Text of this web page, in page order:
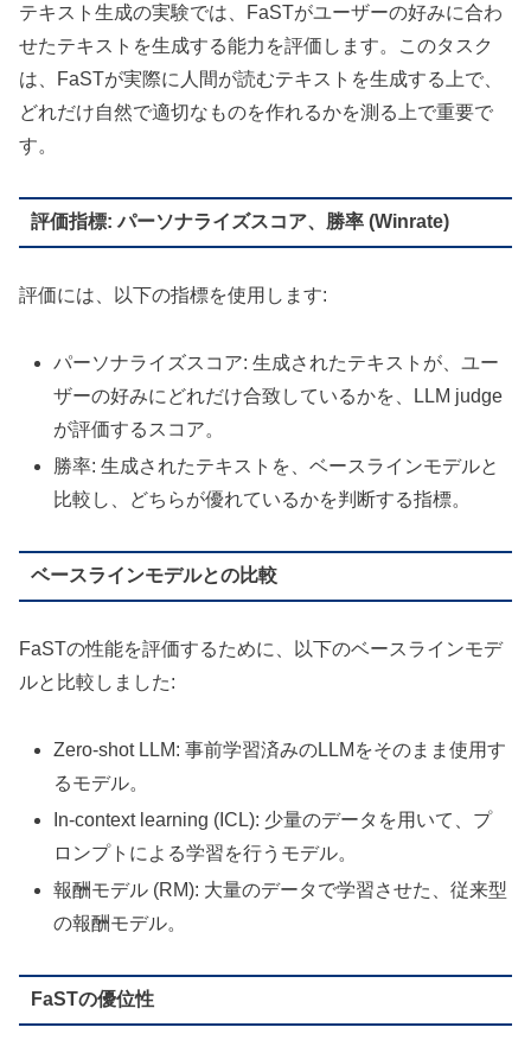
テキスト生成の実験では、FaSTがユーザーの好みに合わ
せたテキストを生成する能力を評価します。このタスク
は、FaSTが実際に人間が読むテキストを生成する上で、
どれだけ自然で適切なものを作れるかを測る上で重要で
す。
評価指標: パーソナライズスコア、勝率 (Winrate)
評価には、以下の指標を使用します:
パーソナライズスコア: 生成されたテキストが、ユー
ザーの好みにどれだけ合致しているかを、LLM judge
が評価するスコア。
勝率: 生成されたテキストを、ベースラインモデルと
比較し、どちらが優れているかを判断する指標。
ベースラインモデルとの比較
FaSTの性能を評価するために、以下のベースラインモデ
ルと比較しました:
Zero-shot LLM: 事前学習済みのLLMをそのまま使用す
るモデル。
In-context learning (ICL): 少量のデータを用いて、プ
ロンプトによる学習を行うモデル。
報酬モデル (RM): 大量のデータで学習させた、従来型
の報酬モデル。
FaSTの優位性